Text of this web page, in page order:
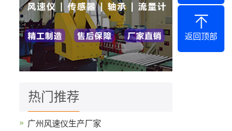
热门推荐
广州风速仪生产厂家
返回顶部